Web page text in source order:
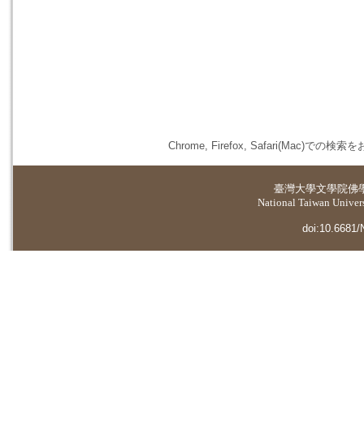
Chrome, Firefox, Safari(Mac)での検索を
臺灣大學文學院佛
National Taiwan
doi:10.6681/